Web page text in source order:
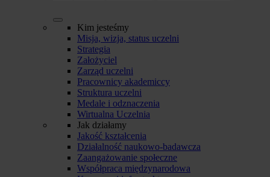
Kim jesteśmy
Misja, wizja, status uczelni
Strategia
Założyciel
Zarząd uczelni
Pracownicy akademiccy
Struktura uczelni
Medale i odznaczenia
Wirtualna Uczelnia
Jak działamy
Jakość kształcenia
Działalność naukowo-badawcza
Zaangażowanie społeczne
Współpraca międzynarodowa